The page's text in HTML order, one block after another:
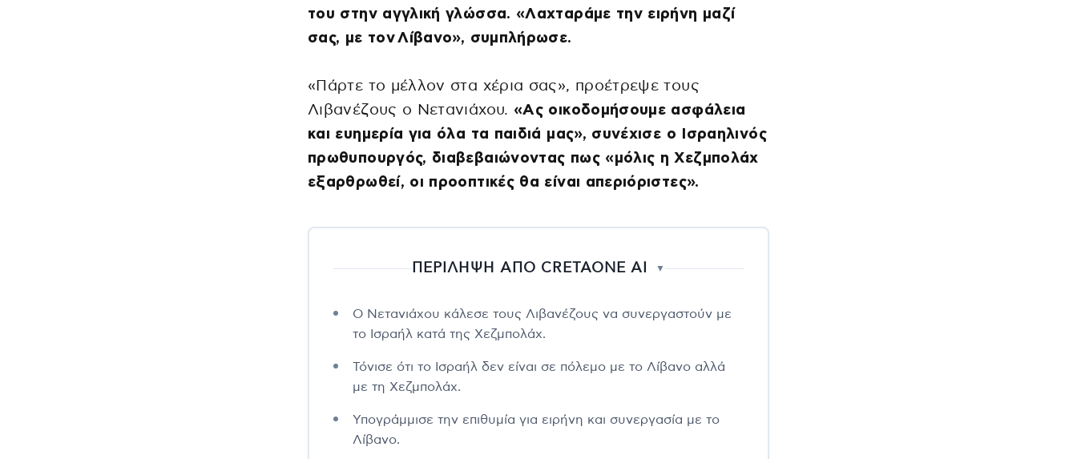
του στην αγγλική γλώσσα. «Λαχταράμε την ειρήνη μαζί
σας, με τον Λίβανο», συμπλήρωσε.
«Πάρτε το μέλλον στα χέρια σας», προέτρεψε τους
Λιβανέζους ο Νετανιάχου. «Ας οικοδομήσουμε ασφάλεια
και ευημερία για όλα τα παιδιά μας», συνέχισε ο Ισραηλινός
πρωθυπουργός, διαβεβαιώνοντας πως «μόλις η Χεζμπολάχ
εξαρθρωθεί, οι προοπτικές θα είναι απεριόριστες».
ΠΕΡΙΛΗΨΗ ΑΠΟ CRETAONE AI ▼
Ο Νετανιάχου κάλεσε τους Λιβανέζους να συνεργαστούν με
το Ισραήλ κατά της Χεζμπολάχ.
Τόνισε ότι το Ισραήλ δεν είναι σε πόλεμο με το Λίβανο αλλά
με τη Χεζμπολάχ.
Υπογράμμισε την επιθυμία για ειρήνη και συνεργασία με το
Λίβανο.